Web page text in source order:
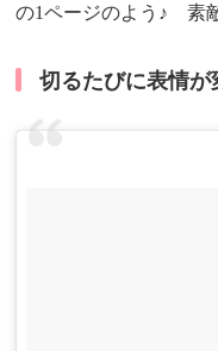
の1ページのよう♪ 素
切るたびに表情が